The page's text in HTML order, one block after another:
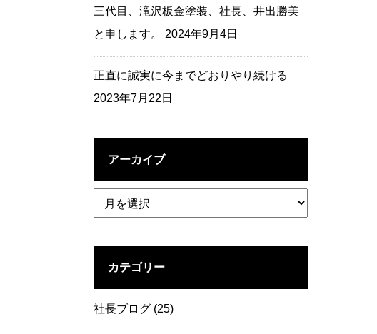
三代目、滝沢板金塗装、社長、井出勝美
と申します。
2024年9月4日
正直に誠実に今までどおりやり続ける
2023年7月22日
アーカイブ
ア
カ
カテゴリー
社長ブログ (25)